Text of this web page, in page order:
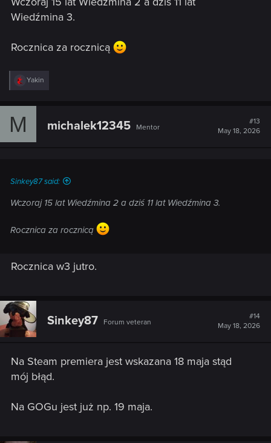
:
Wiedźmina 3.
Rocznica za rocznicą
R
e
c
Yakin
M michalek12345 Mentor
#13
May 18, 2026
Sinkey87 said:
Wczoraj 15 lat Wiedźmina 2 a dziś 11 lat Wiedźmina 3.
Rocznica za rocznicą
Rocznica w3 jutro.
Sinkey87 Forum veteran
#14
May 18, 2026
Na Steam premiera jest wskazana 18 maja stąd
mój błąd.
Na GOGu jest już np. 19 maja.